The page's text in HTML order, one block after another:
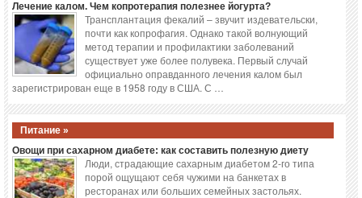
Лечение калом. Чем копротерапия полезнее йогурта?
Трансплантация фекалий – звучит издевательски,
почти как копрофагия. Однако такой волнующий
метод терапии и профилактики заболеваний
существует уже более полувека. Первый случай
официально оправданного лечения калом был
зарегистрирован еще в 1958 году в США. С …
Питание »
Овощи при сахарном диабете: как составить полезную диету
Люди, страдающие сахарным диабетом 2-го типа
порой ощущают себя чужими на банкетах в
ресторанах или больших семейных застольях.